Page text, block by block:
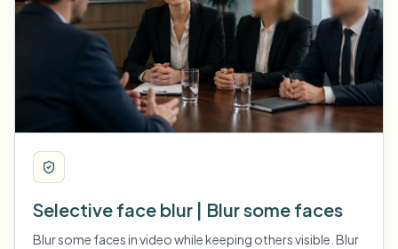
Selective face blur | Blur some faces
Blur some faces in video while keeping others visible. Blur